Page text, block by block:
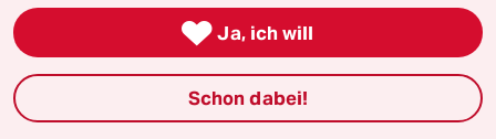
genossenschaft
taz zahl ich
 Ja, ich will
Schon dabei!